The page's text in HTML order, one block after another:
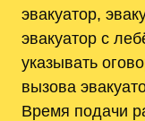
эвакуатор,
эвакуатор с
указывать
вызова
Время подачи